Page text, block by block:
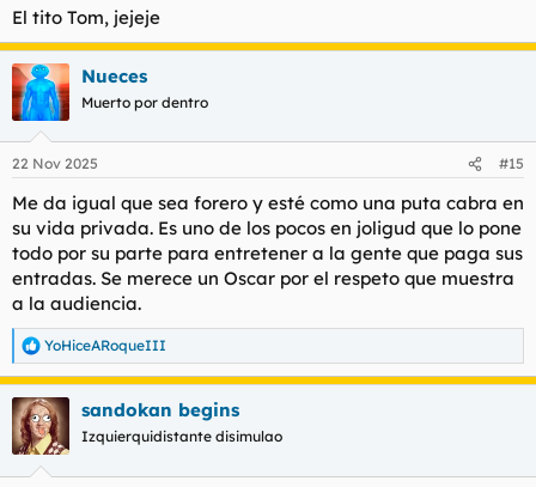
El tito Tom, jejeje
Nueces
Muerto por dentro
22 Nov 2025 #15
Me da igual que sea forero y esté como una puta cabra en
su vida privada. Es uno de los pocos en joligud que lo pone
todo por su parte para entretener a la gente que paga sus
entradas. Se merece un Oscar por el respeto que muestra
a la audiencia.
R
e
a
c
c
i
YoHiceARoqueIII
sandokan begins
Izquierquidistante disimulao